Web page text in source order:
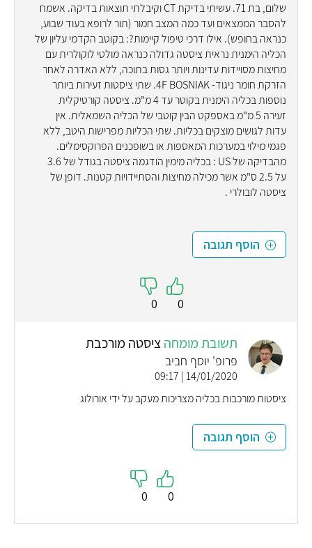
שלום, בת 71. עשיתי בדיקת CT וקיבלתי תוצאות בדיקה. אשמח
להסבר הממצאים ועד כמה המצב חמור (תור לרופא בעוד שבוע,
כנראה בחופש). אילו דרכי טיפול קיימות?: בקוטב הקדמי עליון של
הכליה הימנית נראית ציסטה גדולה כנראה מולטי לוקולרית עם
מחיצות מסויידות עדינות ויותר גסות בתוכה, ללא האדרה לאחר
הזרקת חומר ניגוד- 4F BOSNIAK. שתי ציסטות זעירות ביותר
נוספות בכליה הימנית בקוטר עד 4 מ"מ. ציסטה קורטיקלית
זעירה 5 מ"מ באספקט הבין קוטבי של הכליה השמאלית. אין
עדות לגושים מוצקים בכליות. שתי הכליות מפרישות היטב, ללא
פגמי מילוי במערכות המאספות או בשופכנים הפרוקסימלים.
מהבדיקה של US : בכליה מימין הודגמה ציסטה בגודל של 3.6
על 2.5 ס"מ אשר מכילה מחיצות והסתיידויות קטנות. דופן של
ציסטה לובולרי .
הוסף תגובה
0
0
תשובת מומחהציסטה מורכבת
פרופ' יוסף חביב
14/01/2020 | 09:17
ציסטות מורכבות בכליה מצריכות מעקב על ידי אורולוג
הוסף תגובה
0
0